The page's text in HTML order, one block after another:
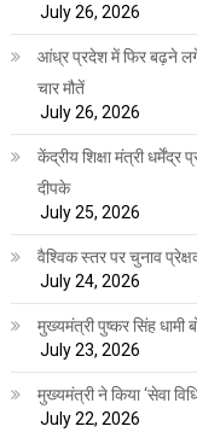
July 26, 2026
आंध्र प्रदेश में फिर बढ़ने
चार मौतें
July 26, 2026
केंद्रीय शिक्षा मंत्री धर्मेंद्र
दीपके
July 25, 2026
वैश्विक स्तर पर चुनाव
July 24, 2026
मुख्यमंत्री पुष्कर सिंह धामी
July 23, 2026
मुख्यमंत्री ने किया ‘सेवा
July 22, 2026